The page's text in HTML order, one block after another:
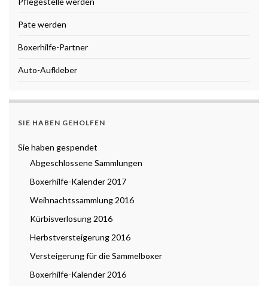
Pate werden
Boxerhilfe-Partner
Auto-Aufkleber
SIE HABEN GEHOLFEN
Sie haben gespendet
Abgeschlossene Sammlungen
Boxerhilfe-Kalender 2017
Weihnachtssammlung 2016
Kürbisverlosung 2016
Herbstversteigerung 2016
Versteigerung für die Sammelboxer
Boxerhilfe-Kalender 2016